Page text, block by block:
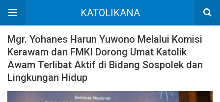
KATOLIKANA
Mgr. Yohanes Harun Yuwono Melalui Komisi
Kerawam dan FMKI Dorong Umat Katolik
Awam Terlibat Aktif di Bidang Sospolek dan
Lingkungan Hidup